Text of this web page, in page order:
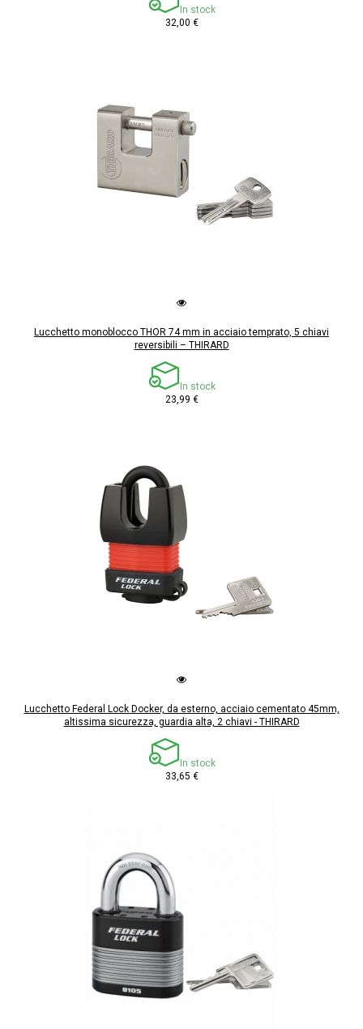
In stock
32,00 €
Lucchetto monoblocco THOR 74 mm in acciaio temprato, 5 chiavi
reversibili – THIRARD
In stock
23,99 €
Lucchetto Federal Lock Docker, da esterno, acciaio cementato 45mm,
altissima sicurezza, guardia alta, 2 chiavi - THIRARD
In stock
33,65 €